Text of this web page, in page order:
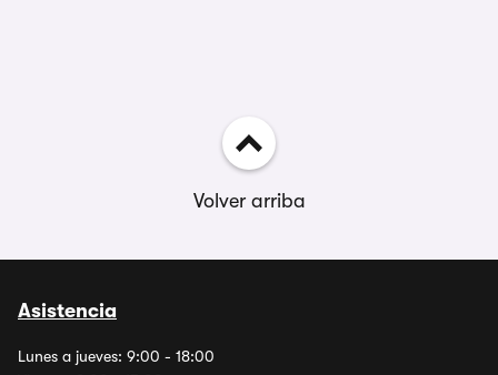
Volver arriba
Asistencia
Lunes a jueves: 9:00 - 18:00